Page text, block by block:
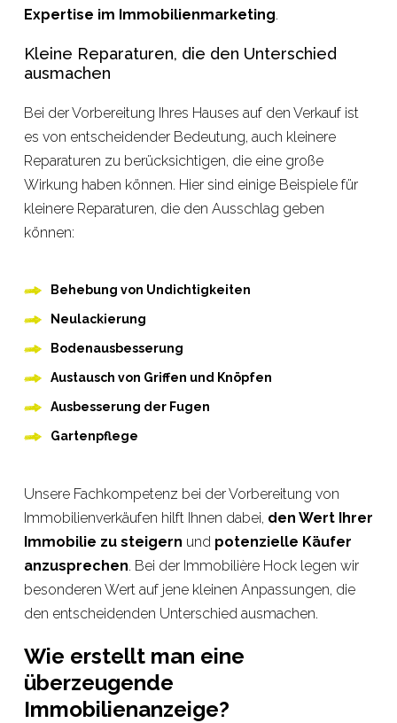
Expertise im Immobilienmarketing.
Kleine Reparaturen, die den Unterschied
ausmachen
Bei der Vorbereitung Ihres Hauses auf den Verkauf ist
es von entscheidender Bedeutung, auch kleinere
Reparaturen zu berücksichtigen, die eine große
Wirkung haben können. Hier sind einige Beispiele für
kleinere Reparaturen, die den Ausschlag geben
können:
Behebung von Undichtigkeiten
Neulackierung
Bodenausbesserung
Austausch von Griffen und Knöpfen
Ausbesserung der Fugen
Gartenpflege
Unsere Fachkompetenz bei der Vorbereitung von
Immobilienverkäufen hilft Ihnen dabei, den Wert Ihrer
Immobilie zu steigern und potenzielle Käufer
anzusprechen. Bei der Immobilière Hock legen wir
besonderen Wert auf jene kleinen Anpassungen, die
den entscheidenden Unterschied ausmachen.
Wie erstellt man eine
überzeugende
Immobilienanzeige?